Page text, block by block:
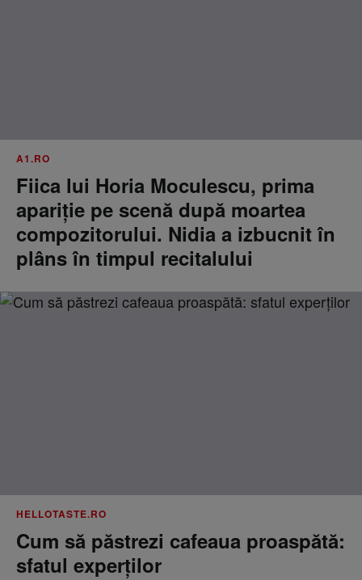
A1.RO
Fiica lui Horia Moculescu, prima
apariție pe scenă după moartea
compozitorului. Nidia a izbucnit în
plâns în timpul recitalului
HELLOTASTE.RO
Cum să păstrezi cafeaua proaspătă:
sfatul experților